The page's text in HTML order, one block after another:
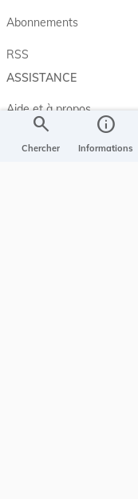
search
Chercher
info
Informations
Abonnements
RSS
ASSISTANCE
Aide et à propos
Projet Casemates